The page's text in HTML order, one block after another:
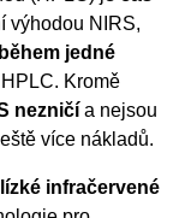
výhodou NIRS,
jedné
Kromě
nezničí a nejsou
více nákladů.
infračervené